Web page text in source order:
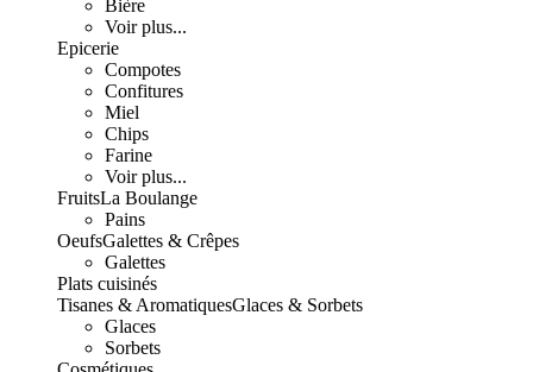
Bière
Voir plus...
Epicerie
Compotes
Confitures
Miel
Chips
Farine
Voir plus...
FruitsLa Boulange
Pains
OeufsGalettes & Crêpes
Galettes
Plats cuisinés
Tisanes & AromatiquesGlaces & Sorbets
Glaces
Sorbets